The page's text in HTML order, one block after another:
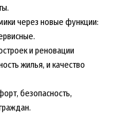
через новые функции:
и реновации
жилья, и качество
безопасность,